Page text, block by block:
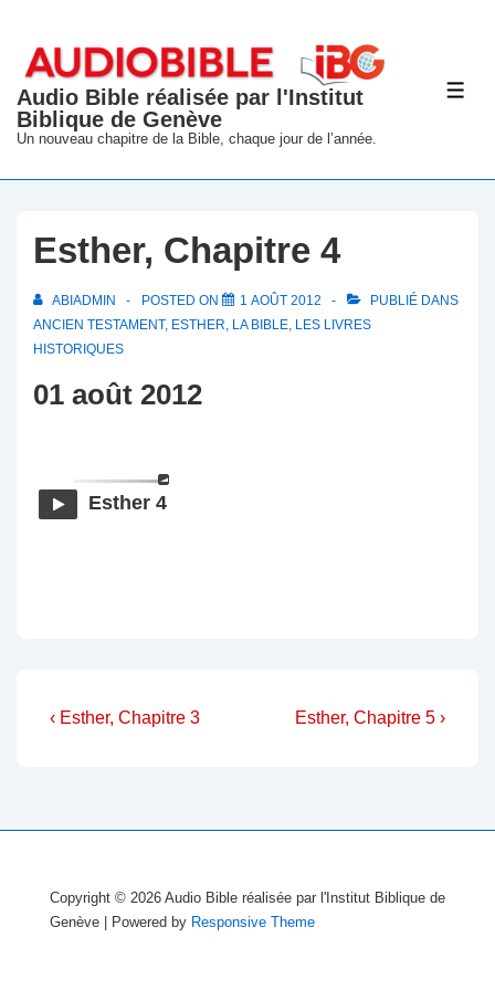
passer
contenu
principal
Audio Bible réalisée par l'Institut
Biblique de Genève
Un nouveau chapitre de la Bible, chaque jour de l’année.
Esther, Chapitre 4
ABIADMIN POSTED ON 1 AOÛT 2012
PUBLIÉ DANS
ANCIEN TESTAMENT, ESTHER, LA BIBLE, LES LIVRES
HISTORIQUES
01 août 2012
Esther 4
Navigation
Previous
‹ Esther, Chapitre 3
Next
Esther, Chapitre 5 ›
Copyright © 2026 Audio Bible réalisée par l'Institut Biblique de
Genève
| Powered by Responsive Theme